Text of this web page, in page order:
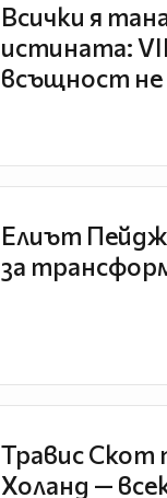
Всички я
истината:
всъщност не
Елиът Пейдж
за
Травис Скот
Холанд —